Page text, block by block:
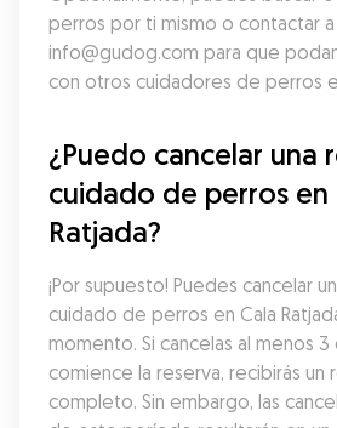
perros por ti mismo o contactar
info@gudog.com para que
con otros cuidadores de perros
¿Puedo cancelar una
cuidado de perros en
Ratjada?
¡Por supuesto! Puedes cancelar
cuidado de perros en Cala
momento. Si cancelas al menos
comience la reserva, recibirás un
completo. Sin embargo, las